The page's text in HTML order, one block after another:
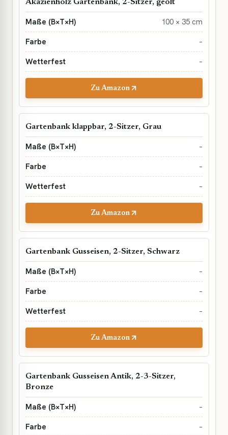
Akazienholz Gartenbank, 2-Sitzer, geölt
100 × 35 cm
–
–
Zu Amazon
Gartenbank klappbar, 2-Sitzer, Grau
–
–
–
Zu Amazon
Gartenbank Gusseisen, 2-Sitzer, Schwarz
–
–
–
Zu Amazon
Gartenbank Gusseisen Antik, 2-3-Sitzer,
Bronze
–
–